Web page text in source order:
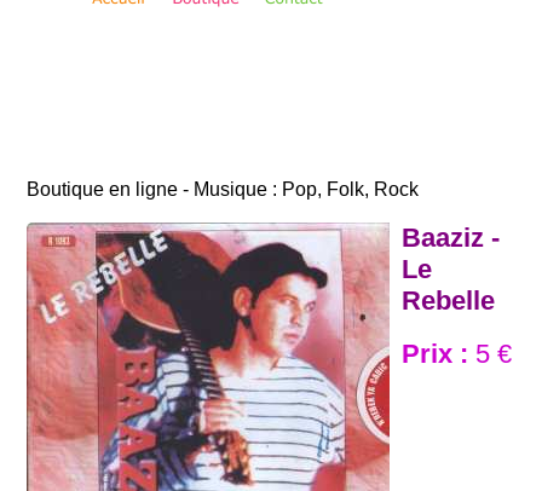
Boutique en ligne - Musique : Pop, Folk, Rock
Baaziz -
Le
Rebelle
Prix : 5 €